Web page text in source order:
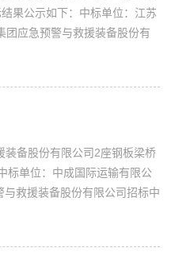
果公示如下：中标单位：江苏
团应急预警与救援装备股份有
装备股份有限公司2座钢板梁桥
标单位：中成国际运输有限公
救援装备股份有限公司招标中